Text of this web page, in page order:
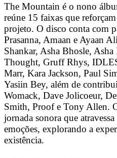
The Mountain é o nono
reúne 15 faixas que
projeto. O disco conta com
Prasanna, Amaan e Ayaan
Shankar, Asha Bhosle,
Thought, Gruff Rhys,
Marr, Kara Jackson, Paul
Yasiin Bey, além de
Womack, Dave Jolicoeur,
Smith, Proof e Tony Allen.
jornada sonora que
emoções, explorando a
existência.